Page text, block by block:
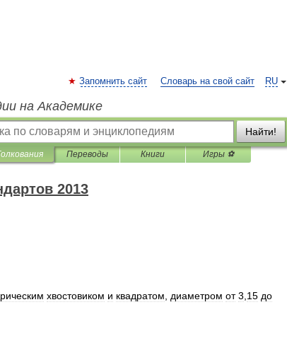
RU
Запомнить сайт Словарь на свой сайт
на Академике
Найти!
Переводы Книги Игры ⚽
2013
хвостовиком и квадратом диаметром от 3 15 до